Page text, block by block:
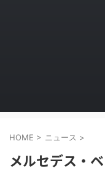
HOME > ニュース >
メルセデス・